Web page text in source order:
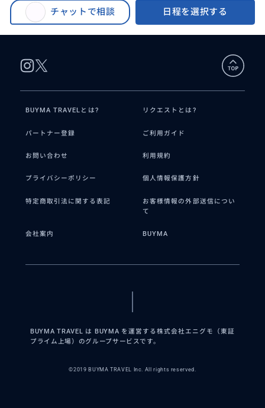
チャットで相談 日程を選択する
パリ市内１日ツアー パッサージュ巡り 【日本人／貸切／3名まで同額】 行
先・時間などアレンジ可
BUYMA TRAVELとは? リクエストとは?
パートナー登録 ご利用ガイド
お問い合わせ 利用規約
プライバシーポリシー 個人情報保護方針
特定商取引法に関する表記
お客様情報の外部送信につい
て
会社案内 BUYMA
BUYMA TRAVEL は BUYMA を運営する株式会社エニグモ（東証
プライム上場）のグループサービスです。
©2019 BUYMA TRAVEL Inc. All rights reserved.